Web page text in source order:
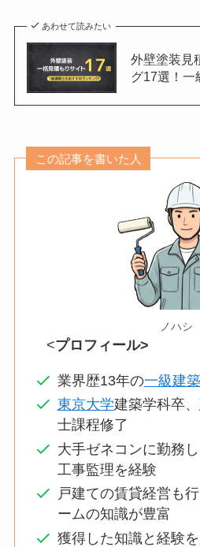
あわせて読みたい
外壁塗装見
グ17選！一
この記事を書いた人
ノハシ
<プロフィール>
業界歴13年の一級建
東京大学建築学科卒、
士課程修了
大手ゼネコンに勤務
工事監理を経験
戸建ての賃貸経営も
ームの知識が豊富
獲得した知識と経験